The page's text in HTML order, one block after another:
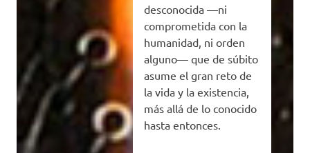
desconocida —ni
comprometida con la
humanidad, ni orden
alguno— que de súbito
asume el gran reto de
la vida y la existencia,
más allá de lo conocido
hasta entonces.